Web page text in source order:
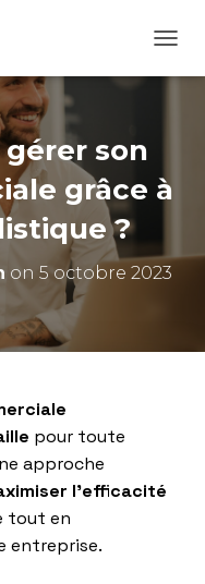
U
/
F
M
E
T
son
grâce à
?
on 5 octobre 2023
pour toute
approche
l’efficacité
tout en
entreprise.